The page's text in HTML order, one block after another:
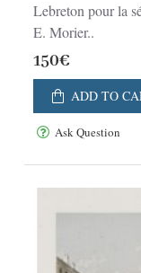
Lebreton pour la
E. Morier..
150€
ADD TO
Ask Question